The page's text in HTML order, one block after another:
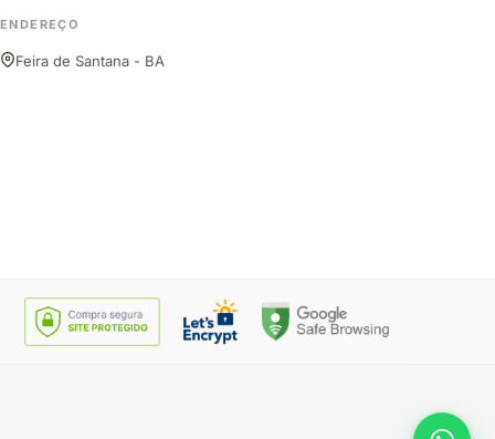
ENDEREÇO
Feira de Santana - BA